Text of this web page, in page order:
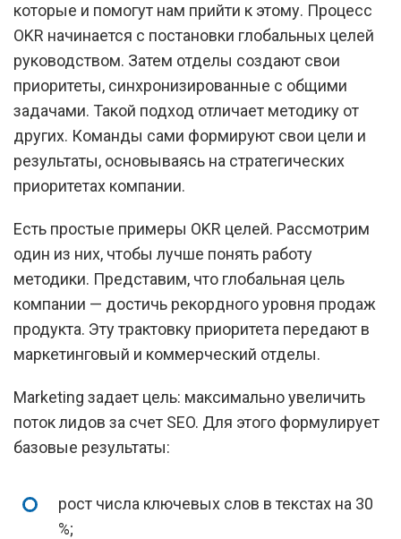
которые и помогут нам прийти к этому. Процесс
OKR начинается с постановки глобальных целей
руководством. Затем отделы создают свои
приоритеты, синхронизированные с общими
задачами. Такой подход отличает методику от
других. Команды сами формируют свои цели и
результаты, основываясь на стратегических
приоритетах компании.
Есть простые примеры OKR целей. Рассмотрим
один из них, чтобы лучше понять работу
методики. Представим, что глобальная цель
компании — достичь рекордного уровня продаж
продукта. Эту трактовку приоритета передают в
маркетинговый и коммерческий отделы.
Marketing задает цель: максимально увеличить
поток лидов за счет SEO. Для этого формулирует
базовые результаты:
рост числа ключевых слов в текстах на 30
%;